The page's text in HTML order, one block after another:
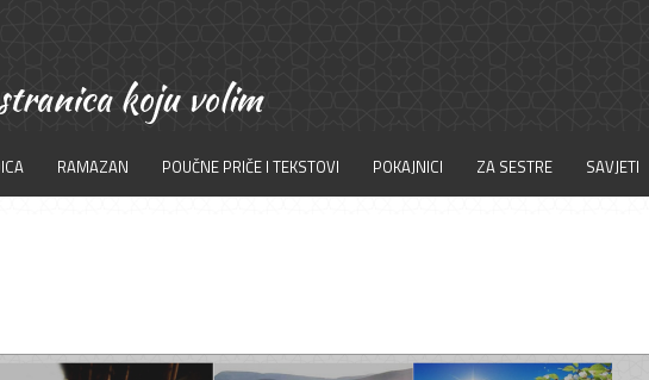
RAMAZAN POUČNE PRIČE I TEKSTOVI POKAJNICI ZA SESTRE SAVJETI